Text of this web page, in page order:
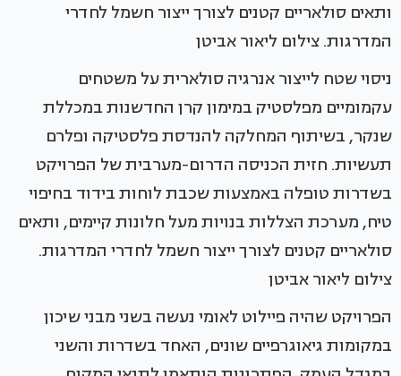
ותאים סולאריים קטנים לצורך ייצור חשמל לחדרי
המדרגות. צילום ליאור אביטן
ניסוי שטח לייצור אנרגיה סולארית על משטחים
עקמומיים מפלסטיק במימון קרן החדשנות במכללת
שנקר, בשיתוף המחלקה להנדסת פלסטיקה ופלרם
תעשיות. חזית הכניסה הדרום-מערבית של הפרויקט
בשדרות טופלה באמצעות שכבת לוחות בידוד בחיפוי
טיח, מערכת הצללות בנויות מעל חלונות קיימים, ותאים
סולאריים קטנים לצורך ייצור חשמל לחדרי המדרגות.
צילום ליאור אביטן
הפרויקט שהיה פיילוט לאומי נעשה בשני מבני שיכון
במקומות גיאוגרפיים שונים, האחד בשדרות והשני